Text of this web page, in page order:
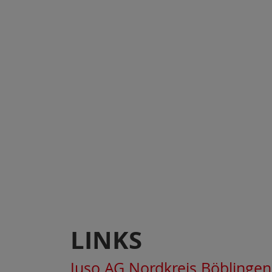
LINKS
Juso AG Nordkreis Böblingen